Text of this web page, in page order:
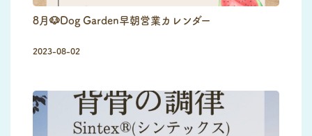
8月🐶Dog Garden早朝営業カレンダー
2023-08-02